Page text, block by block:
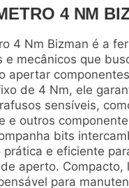
4 NM
4 Nm Bizman é a
e mecânicos que
apertar
de 4 Nm, ele
sensíveis,
e outros
bits
prática e eficiente
aperto. Compacto,
para